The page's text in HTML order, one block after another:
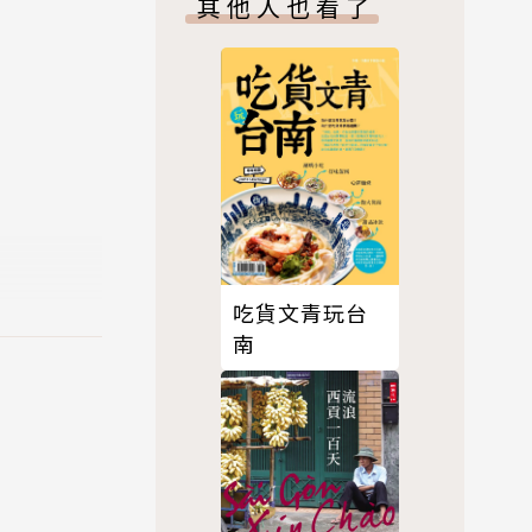
伴，一
活與喜
，這些
爸）一
吃貨文青玩台
南